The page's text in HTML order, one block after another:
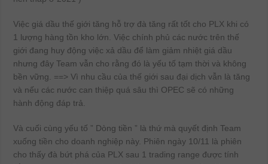
Việc giá dầu thế giới tăng hỗ trợ đà tăng rất tốt cho PLX khi có
1 lượng hàng tồn kho lớn. Việc chính phủ các nước trên thế
giới đang huy động việc xả dầu để làm giảm nhiệt giá dầu
nhưng đây Team vẫn cho rằng đó là yếu tố tạm thời và không
bền vững. ==> Vì nhu cầu của thế giới sau đại dịch vẫn là tăng
và nếu các nước can thiệp quá sâu thì OPEC sẽ có những
hành động đáp trả.
Và cuối cùng yếu tố ” Dòng tiền ” là thứ mà quyết định Team
xuống tiền cho doanh nghiệp này. Phiên ngày 10/11 là phiên
cho thấy đà bứt phá của PLX sau 1 trading range được tính